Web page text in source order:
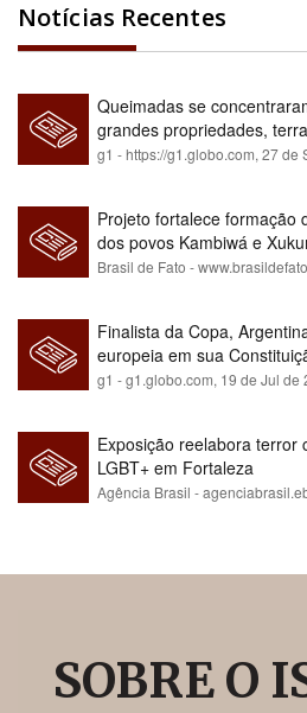
Notícias Recentes
Queimadas se
grandes propriedades,
relatório
g1 - https://g1.globo.com,27 de
Projeto fortalece formação
dos povos Kambiwá e
Brasil de Fato -
Finalista da Copa,
europeia em sua
para maioria branca
g1 - g1.globo.com, 19 de Jul de
Exposição reelabora terror
LGBT+ em Fortaleza
Agência Brasil -
SOBRE O